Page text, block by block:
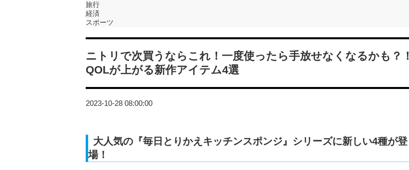
旅行
経済
スポーツ
ニトリで次買うならこれ！一度使ったら手放せなくなるかも？！
QOLが上がる新作アイテム4選
2023-10-28 08:00:00
大人気の『毎日とりかえキッチンスポンジ』シリーズに新しい4種が登
場！